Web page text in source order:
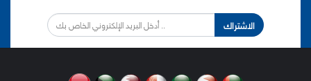
الاشتراك